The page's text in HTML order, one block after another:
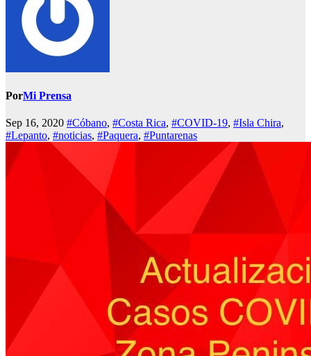
PorMi Prensa
Sep 16, 2020 #Cóbano, #Costa Rica, #COVID-19, #Isla Chira,
#Lepanto, #noticias, #Paquera, #Puntarenas